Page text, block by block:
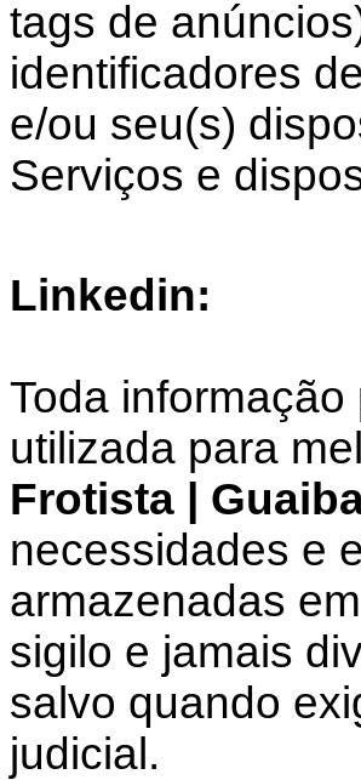
tags de
identificadores
e/ou seu(s)
Serviços e
Linkedin:
Toda
utilizada para
Frotista |
necessidades e
armazenadas
sigilo e jamais
salvo quando
judicial.